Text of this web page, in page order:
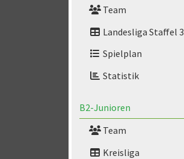
Team
Landesliga Staffel 3
Spielplan
Statistik
B2-Junioren
Team
Kreisliga